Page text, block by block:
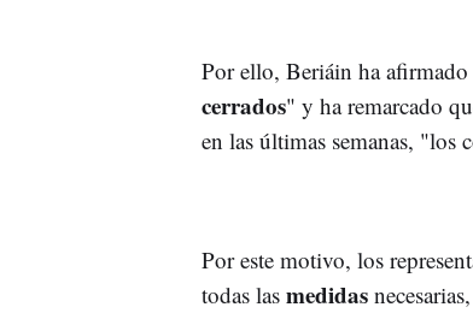
Por ello, Beriáin ha
cerrados" y ha remarcado
en las últimas semanas, "los
Por este motivo, los
todas las medidas